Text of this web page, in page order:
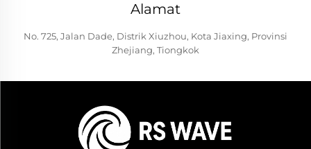
Alamat
No. 725, Jalan Dade, Distrik Xiuzhou, Kota Jiaxing, Provinsi
Zhejiang, Tiongkok